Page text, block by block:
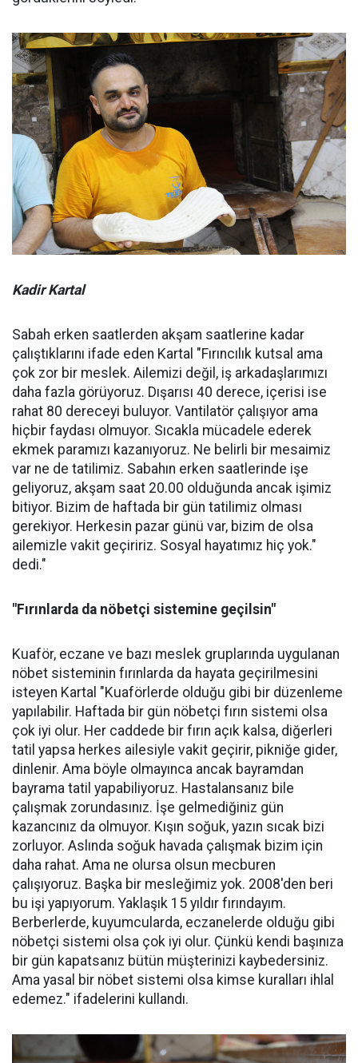
Kadir Kartal
Sabah erken saatlerden akşam saatlerine kadar
çalıştıklarını ifade eden Kartal "Fırıncılık kutsal ama
çok zor bir meslek. Ailemizi değil, iş arkadaşlarımızı
daha fazla görüyoruz. Dışarısı 40 derece, içerisi ise
rahat 80 dereceyi buluyor. Vantilatör çalışıyor ama
hiçbir faydası olmuyor. Sıcakla mücadele ederek
ekmek paramızı kazanıyoruz. Ne belirli bir mesaimiz
var ne de tatilimiz. Sabahın erken saatlerinde işe
geliyoruz, akşam saat 20.00 olduğunda ancak işimiz
bitiyor. Bizim de haftada bir gün tatilimiz olması
gerekiyor. Herkesin pazar günü var, bizim de olsa
ailemizle vakit geçiririz. Sosyal hayatımız hiç yok."
dedi."
"Fırınlarda da nöbetçi sistemine geçilsin"
Kuaför, eczane ve bazı meslek gruplarında uygulanan
nöbet sisteminin fırınlarda da hayata geçirilmesini
isteyen Kartal "Kuaförlerde olduğu gibi bir düzenleme
yapılabilir. Haftada bir gün nöbetçi fırın sistemi olsa
çok iyi olur. Her caddede bir fırın açık kalsa, diğerleri
tatil yapsa herkes ailesiyle vakit geçirir, pikniğe gider,
dinlenir. Ama böyle olmayınca ancak bayramdan
bayrama tatil yapabiliyoruz. Hastalansanız bile
çalışmak zorundasınız. İşe gelmediğiniz gün
kazancınız da olmuyor. Kışın soğuk, yazın sıcak bizi
zorluyor. Aslında soğuk havada çalışmak bizim için
daha rahat. Ama ne olursa olsun mecburen
çalışıyoruz. Başka bir mesleğimiz yok. 2008'den beri
bu işi yapıyorum. Yaklaşık 15 yıldır fırındayım.
Berberlerde, kuyumcularda, eczanelerde olduğu gibi
nöbetçi sistemi olsa çok iyi olur. Çünkü kendi başınıza
bir gün kapatsanız bütün müşterinizi kaybedersiniz.
Ama yasal bir nöbet sistemi olsa kimse kuralları ihlal
edemez." ifadelerini kullandı.